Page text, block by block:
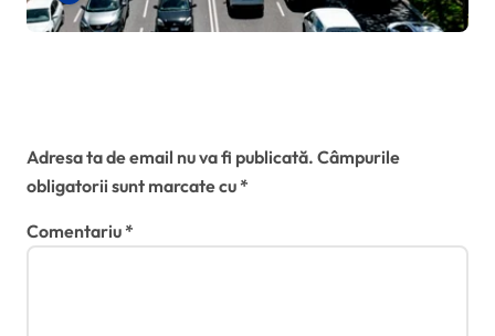
suspendări recunoscute în toate
Adresa ta de email nu va fi publicată. Câmpurile
obligatorii sunt marcate cu*
Comentariu*